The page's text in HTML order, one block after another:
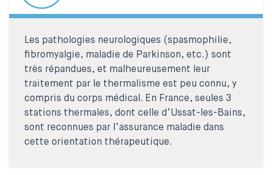
Les pathologies neurologiques (spasmophilie,
fibromyalgie, maladie de Parkinson, etc.) sont
très répandues, et malheureusement leur
traitement par le thermalisme est peu connu, y
compris du corps médical. En France, seules 3
stations thermales, dont celle d’Ussat-les-Bains,
sont reconnues par l’assurance maladie dans
cette orientation thérapeutique.